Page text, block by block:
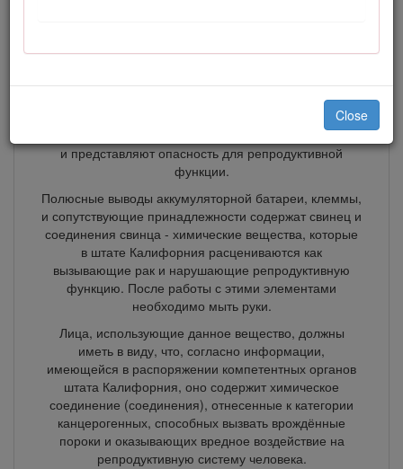
Close
Согласно законам штата Калифорния считается, что
выхлопные газы дизельного двигателя и некоторые
их составляющие вызывают рак, врождённые пороки,
и представляют опасность для репродуктивной
функции.
Полюсные выводы аккумуляторной батареи, клеммы,
и сопутствующие принадлежности содержат свинец и
соединения свинца - химические вещества, которые
в штате Калифорния расцениваются как
вызывающие рак и нарушающие репродуктивную
функцию. После работы с этими элементами
необходимо мыть руки.
Лица, использующие данное вещество, должны
иметь в виду, что, согласно информации,
имеющейся в распоряжении компетентных органов
штата Калифорния, оно содержит химическое
соединение (соединения), отнесенные к категории
канцерогенных, способных вызвать врождённые
пороки и оказывающих вредное воздействие на
репродуктивную систему человека.